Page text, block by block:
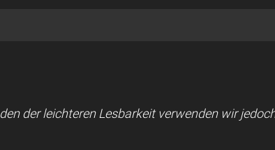
der leichteren Lesbarkeit verwenden wir